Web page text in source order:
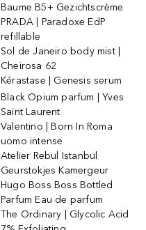
Baume B5+ Gezichtscrème
PRADA | Paradoxe EdP
refillable
Sol de Janeiro body mist |
Cheirosa 62
Kérastase | Genesis serum
Black Opium parfum | Yves
Saint Laurent
Valentino | Born In Roma
uomo intense
Atelier Rebul Istanbul
Geurstokjes Kamergeur
Hugo Boss Boss Bottled
Parfum Eau de parfum
The Ordinary | Glycolic Acid